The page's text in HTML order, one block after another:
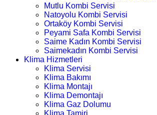
Mutlu Kombi Servisi
Natoyolu Kombi Servisi
Ortaköy Kombi Servisi
Peyami Safa Kombi Servisi
Saime Kadın Kombi Servisi
Saimekadın Kombi Servisi
Klima Hizmetleri
Klima Servisi
Klima Bakımı
Klima Montajı
Klima Demontajı
Klima Gaz Dolumu
Klima Tamiri